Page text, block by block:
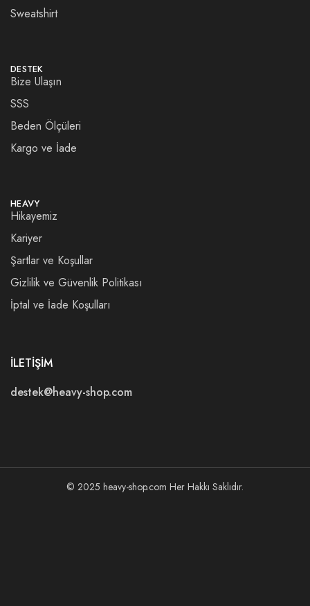
Sweatshirt
DESTEK
Bize Ulaşın
SSS
Beden Ölçüleri
Kargo ve İade
HEAVY
Hikayemiz
Kariyer
Şartlar ve Koşullar
Gizlilik ve Güvenlik Politikası
İptal ve İade Koşulları
İLETİŞİM
destek@heavy-shop.com
© 2025 heavy-shop.com Her Hakkı Saklıdır.